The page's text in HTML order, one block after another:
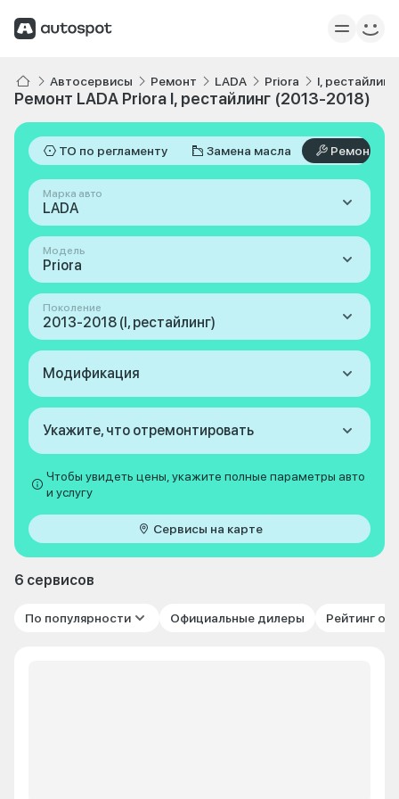
Автосервисы Ремонт LADA Priora I,
Ремонт LADA Priora I, рестайлинг (2013-2018)
ТО по регламенту Замена масла Ремонт
Марка авто
LADA
Модель
Priora
Поколение
2013-2018 (I, рестайлинг)
Модификация
Укажите, что отремонтировать
Чтобы увидеть цены, укажите полные параметры авто
и услугу
Сервисы на карте
6 сервисов
По популярности Официальные дилеры Рейтинг